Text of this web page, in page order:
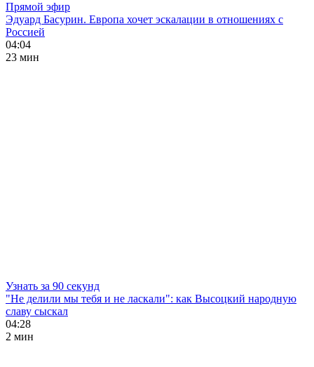
Прямой эфир
Эдуард Басурин. Европа хочет эскалации в отношениях с
Россией
04:04
23 мин
Узнать за 90 секунд
"Не делили мы тебя и не ласкали": как Высоцкий народную
славу сыскал
04:28
2 мин